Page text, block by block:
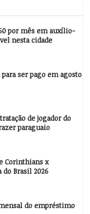
por mês em auxílio-
nesta cidade
para ser pago em agosto
de jogador do
paraguaio
Corinthians x
do Brasil 2026
do empréstimo